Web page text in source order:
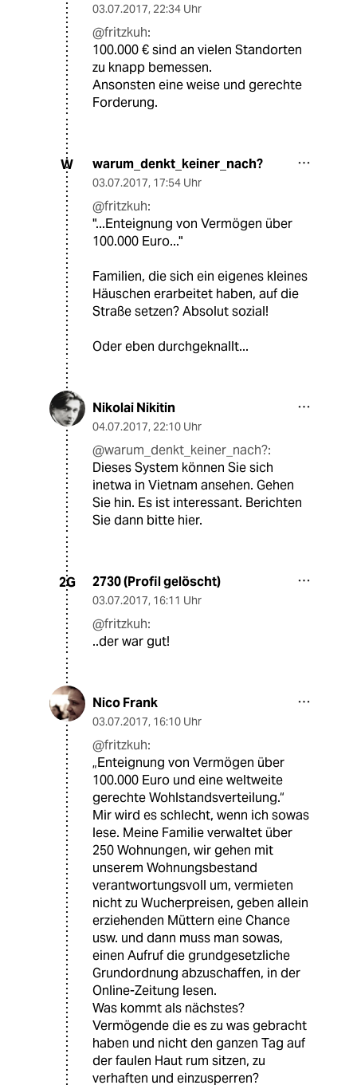
03.07.2017, 22:34 Uhr
@fritzkuh:
100.000 € sind an vielen Standorten
zu knapp bemessen.
Ansonsten eine weise und gerechte
Forderung.
W warum_denkt_keiner_nach?
03.07.2017, 17:54 Uhr
@fritzkuh:
"...Enteignung von Vermögen über
100.000 Euro..."
Familien, die sich ein eigenes kleines
Häuschen erarbeitet haben, auf die
Straße setzen? Absolut sozial!
Oder eben durchgeknallt...
Nikolai Nikitin
04.07.2017, 22:10 Uhr
@warum_denkt_keiner_nach?:
Dieses System können Sie sich
inetwa in Vietnam ansehen. Gehen
Sie hin. Es ist interessant. Berichten
Sie dann bitte hier.
2G 2730 (Profil gelöscht)
03.07.2017, 16:11 Uhr
@fritzkuh:
..der war gut!
Nico Frank
03.07.2017, 16:10 Uhr
@fritzkuh:
„Enteignung von Vermögen über
100.000 Euro und eine weltweite
gerechte Wohlstandsverteilung.“
Mir wird es schlecht, wenn ich sowas
lese. Meine Familie verwaltet über
250 Wohnungen, wir gehen mit
unserem Wohnungsbestand
verantwortungsvoll um, vermieten
nicht zu Wucherpreisen, geben allein
erziehenden Müttern eine Chance
usw. und dann muss man sowas,
einen Aufruf die grundgesetzliche
Grundordnung abzuschaffen, in der
Online-Zeitung lesen.
Was kommt als nächstes?
Vermögende die es zu was gebracht
haben und nicht den ganzen Tag auf
der faulen Haut rum sitzen, zu
verhaften und einzusperren?